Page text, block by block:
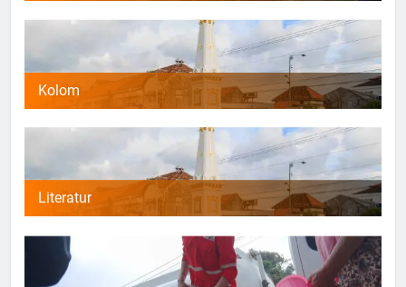
Kolom
Literatur